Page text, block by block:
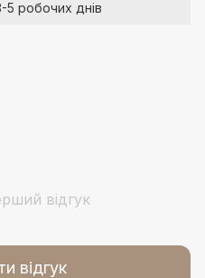
5 робочих днів
відгук
відгук